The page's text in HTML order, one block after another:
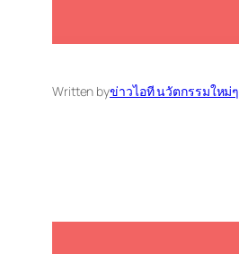
Written byข่าวไอที นวัตกรรมใหม่ๆ